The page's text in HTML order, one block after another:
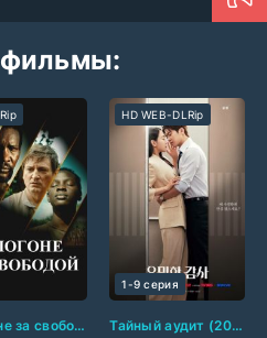
В погоне за свободой (2025) Тайный аудит (2026)
HD WEB-DLRip
1-9 серия